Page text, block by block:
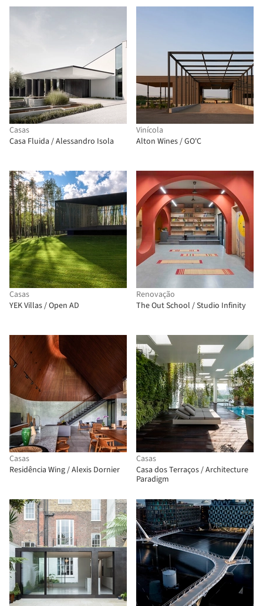
Casas
Casa Fluida / Alessandro Isola
Vinícola
Alton Wines / GO'C
Casas
YEK Villas / Open AD
Renovação
The Out School / Studio Infinity
Casas
Residência Wing / Alexis Dornier
Casas
Casa dos Terraços / Architecture
Paradigm